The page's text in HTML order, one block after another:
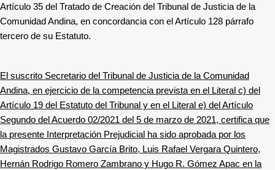
Artículo 35 del Tratado de Creación del Tribunal de Justicia de la
Comunidad Andina, en concordancia con el Artículo 128 párrafo
tercero de su Estatuto.
El suscrito Secretario del Tribunal de Justicia de la Comunidad
Andina, en ejercicio de la competencia prevista en el Literal c) del
Artículo 19 del Estatuto del Tribunal y en el Literal e) del Artículo
Segundo del Acuerdo 02/2021 del 5 de marzo de 2021, certifica que
la presente Interpretación Prejudicial ha sido aprobada por los
Magistrados Gustavo García Brito, Luis Rafael Vergara Quintero,
Hernán Rodrigo Romero Zambrano y Hugo R. Gómez Apac en la